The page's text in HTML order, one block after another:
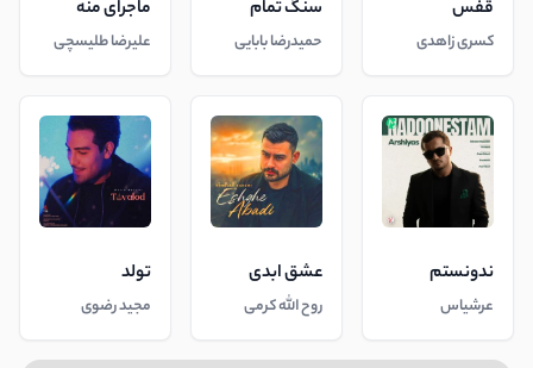
قفس
کسری زاهدی
سنگ تمام
حمیدرضا بابایی
ماجرای منه
علیرضا طلیسچی
ندونستم
عرشیاس
عشق ابدی
روح الله کرمی
تولد
مجید رضوی